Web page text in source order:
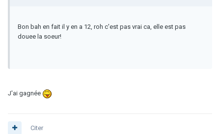
Bon bah en fait il y en a 12, roh c'est pas vrai ca, elle est pas
douee la soeur!
J'ai gagnée
Citer